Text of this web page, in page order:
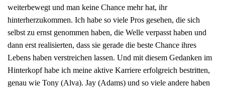
weiterbewegt und man keine Chance mehr hat, ihr
hinterherzukommen. Ich habe so viele Pros gesehen, die sich
selbst zu ernst genommen haben, die Welle verpasst haben und
dann erst realisierten, dass sie gerade die beste Chance ihres
Lebens haben verstreichen lassen. Und mit diesem Gedanken im
Hinterkopf habe ich meine aktive Karriere erfolgreich bestritten,
genau wie Tony (Alva). Jay (Adams) und so viele andere haben